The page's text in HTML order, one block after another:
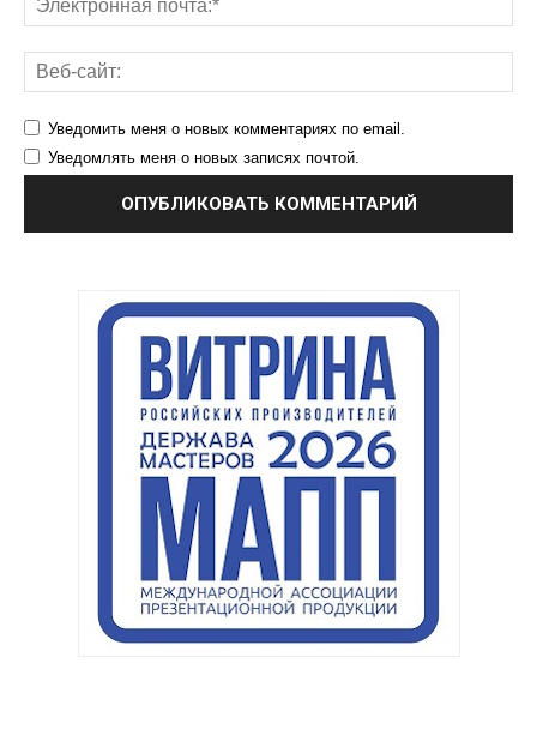
Уведомить меня о новых комментариях по email.
Уведомлять меня о новых записях почтой.